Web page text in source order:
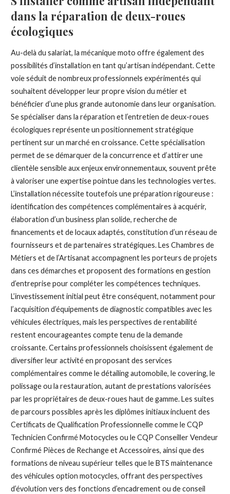
dans la réparation de deux-roues
écologiques
Au-delà du salariat, la mécanique moto offre également des
possibilités d’installation en tant qu’artisan indépendant. Cette
voie séduit de nombreux professionnels expérimentés qui
souhaitent développer leur propre vision du métier et
bénéficier d’une plus grande autonomie dans leur organisation.
Se spécialiser dans la réparation et l’entretien de deux-roues
écologiques représente un positionnement stratégique
pertinent sur un marché en croissance. Cette spécialisation
permet de se démarquer de la concurrence et d’attirer une
clientèle sensible aux enjeux environnementaux, souvent prête
à valoriser une expertise pointue dans les technologies vertes.
L’installation nécessite toutefois une préparation rigoureuse :
identification des compétences complémentaires à acquérir,
élaboration d’un business plan solide, recherche de
financements et de locaux adaptés, constitution d’un réseau de
fournisseurs et de partenaires stratégiques. Les Chambres de
Métiers et de l’Artisanat accompagnent les porteurs de projets
dans ces démarches et proposent des formations en gestion
d’entreprise pour compléter les compétences techniques.
L’investissement initial peut être conséquent, notamment pour
l’acquisition d’équipements de diagnostic compatibles avec les
véhicules électriques, mais les perspectives de rentabilité
restent encourageantes compte tenu de la demande
croissante. Certains professionnels choisissent également de
diversifier leur activité en proposant des services
complémentaires comme le détailing automobile, le covering, le
polissage ou la restauration, autant de prestations valorisées
par les propriétaires de deux-roues haut de gamme. Les suites
de parcours possibles après les diplômes initiaux incluent des
Certificats de Qualification Professionnelle comme le CQP
Technicien Confirmé Motocycles ou le CQP Conseiller Vendeur
Confirmé Pièces de Rechange et Accessoires, ainsi que des
formations de niveau supérieur telles que le BTS maintenance
des véhicules option motocycles, offrant des perspectives
d’évolution vers des fonctions d’encadrement ou de conseil